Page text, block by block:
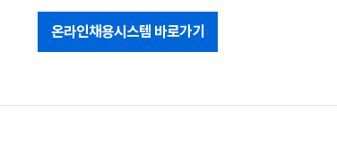
온라인채용시스템 바로가기